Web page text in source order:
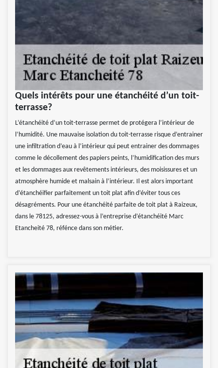
Quels intérêts pour une étanchéité d’un toit-
terrasse?
L’étanchéité d’un toit-terrasse permet de protégera l’intérieur de
l’humidité. Une mauvaise isolation du toit-terrasse risque d’entrainer
une infiltration d’eau à l’intérieur qui peut entrainer des dommages
comme le décollement des papiers peints, l’humidification des murs
et les dommages aux revêtements intérieurs, des moisissures et un
atmosphère humide et malsain à l’intérieur. Il est alors important
d’étanchéifier parfaitement un toit plat afin d’éviter tous ces
désagréments. Pour une étanchéité parfaite de toit plat à Raizeux,
dans le 78125, adressez-vous à l’entreprise d’étanchéité Marc
Etancheité 78, réfénce dans son métier.